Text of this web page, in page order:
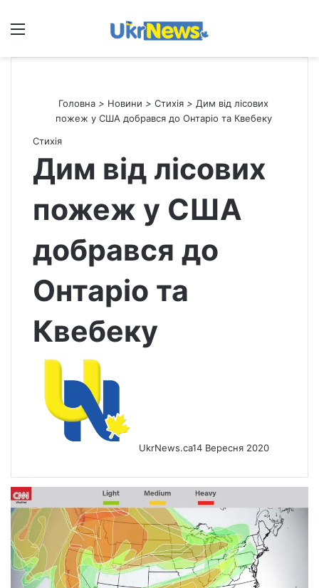
Меню
Головна > Новини > Стихія > Дим від лісових
пожеж у США добрався до Онтаріо та Квебеку
Стихія
Дим від лісових
пожеж у США
добрався до
Онтаріо та
Квебеку
UkrNews.ca14 Вересня 2020